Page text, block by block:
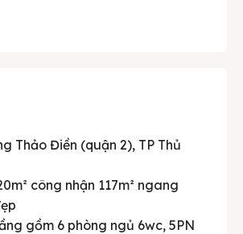
Thảo Điền (quận 2), TP Thủ
công nhận 117m² ngang
gồm 6 phòng ngủ 6wc, 5PN